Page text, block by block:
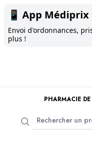
📱 App Médiprix
Envoi d'ordonnances,
plus !
PHARMACIE